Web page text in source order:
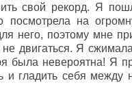
свой рекорд. Я
на
него, поэтому мне
двигаться. Я
была невероятна! Я
и гладить себя между